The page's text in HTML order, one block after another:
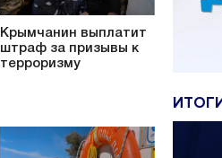
Крымчанин выплатит
штраф за призывы к
терроризму